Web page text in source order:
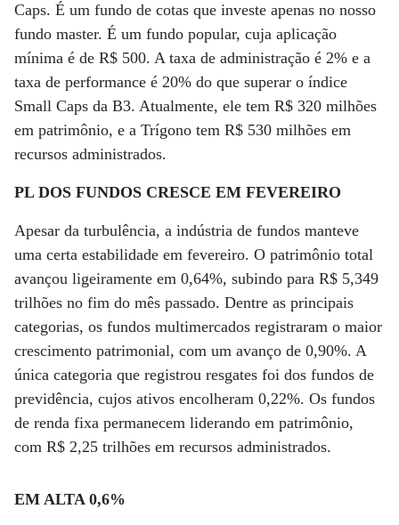
Caps. É um fundo de cotas que investe apenas no nosso
fundo master. É um fundo popular, cuja aplicação
mínima é de R$ 500. A taxa de administração é 2% e a
taxa de performance é 20% do que superar o índice
Small Caps da B3. Atualmente, ele tem R$ 320 milhões
em patrimônio, e a Trígono tem R$ 530 milhões em
recursos administrados.
PL DOS FUNDOS CRESCE EM FEVEREIRO
Apesar da turbulência, a indústria de fundos manteve
uma certa estabilidade em fevereiro. O patrimônio total
avançou ligeiramente em 0,64%, subindo para R$ 5,349
trilhões no fim do mês passado. Dentre as principais
categorias, os fundos multimercados registraram o maior
crescimento patrimonial, com um avanço de 0,90%. A
única categoria que registrou resgates foi dos fundos de
previdência, cujos ativos encolheram 0,22%. Os fundos
de renda fixa permanecem liderando em patrimônio,
com R$ 2,25 trilhões em recursos administrados.
EM ALTA 0,6%